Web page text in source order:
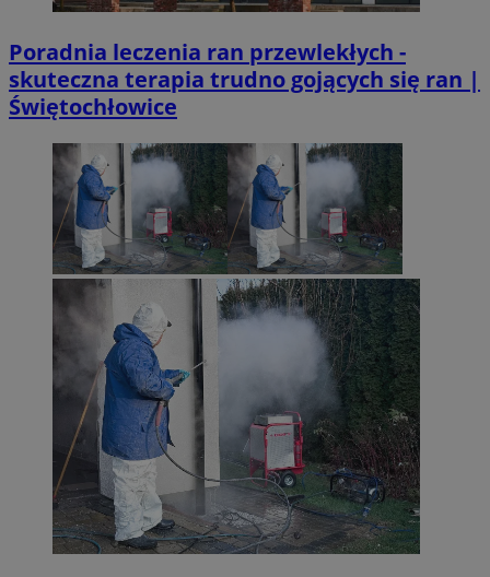
Poradnia leczenia ran przewlekłych -
skuteczna terapia trudno gojących się ran |
Świętochłowice